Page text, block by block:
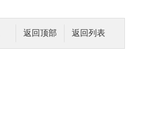
返回列表
返回顶部